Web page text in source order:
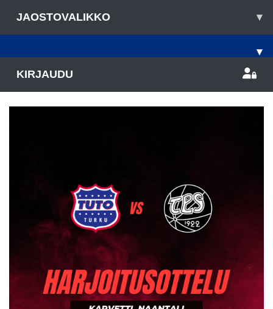
JAOSTOVALIKKO ▾
▾
KIRJAUDU